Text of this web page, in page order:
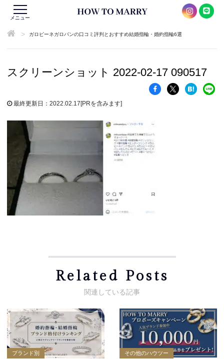
メニュー
> ガロピーネガロパンの口コミ評判とおすすめ結婚指輪・婚約指輪6選
スクリーンショット 2022-02-17 090517
最終更新日：2022.02.17[PRを含みます]
Related Posts
ブランド別 その他のハウツー